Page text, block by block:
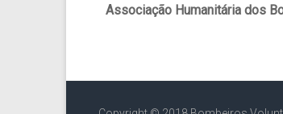
Associação Humanitária dos